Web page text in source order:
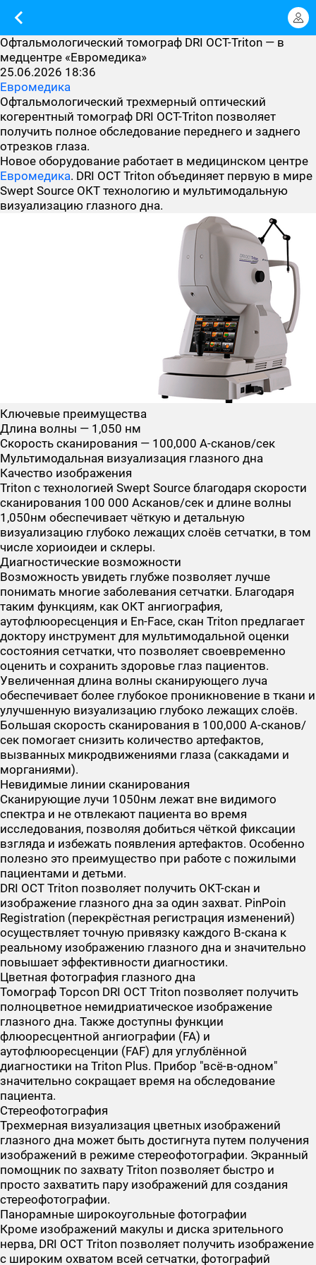
Офтальмологический томограф DRI OCT-Triton — в
медцентре «Евромедика»
25.06.2026 18:36
Евромедика
Офтальмологический трехмерный оптический
когерентный томограф DRI OCT-Triton позволяет
получить полное обследование переднего и заднего
отрезков глаза.
Новое оборудование работает в медицинском центре
Евромедика. DRI OCT Triton объединяет первую в мире
Swept Source ОКТ технологию и мультимодальную
визуализацию глазного дна.
Ключевые преимущества
Длина волны — 1,050 нм
Скорость сканирования — 100,000 A-сканов/сек
Мультимодальная визуализация глазного дна
Качество изображения
Triton с технологией Swept Source благодаря скорости
сканирования 100 000 Асканов/сек и длине волны
1,050нм обеспечивает чёткую и детальную
визуализацию глубоко лежащих слоёв сетчатки, в том
числе хориоидеи и склеры.
Диагностические возможности
Возможность увидеть глубже позволяет лучше
понимать многие заболевания сетчатки. Благодаря
таким функциям, как ОКТ ангиография,
аутофлюоресценция и En-Face, скан Triton предлагает
доктору инструмент для мультимодальной оценки
состояния сетчатки, что позволяет своевременно
оценить и сохранить здоровье глаз пациентов.
Увеличенная длина волны сканирующего луча
обеспечивает более глубокое проникновение в ткани и
улучшенную визуализацию глубоко лежащих слоёв.
Большая скорость сканирования в 100,000 A-сканов/
сек помогает снизить количество артефактов,
вызванных микродвижениями глаза (саккадами и
морганиями).
Невидимые линии сканирования
Сканирующие лучи 1050нм лежат вне видимого
спектра и не отвлекают пациента во время
исследования, позволяя добиться чёткой фиксации
взгляда и избежать появления артефактов. Особенно
полезно это преимущество при работе с пожилыми
пациентами и детьми.
DRI OCT Triton позволяет получить ОКТ-скан и
изображение глазного дна за один захват. PinPoin
Registration (перекрёстная регистрация изменений)
осуществляет точную привязку каждого В-скана к
реальному изображению глазного дна и значительно
повышает эффективности диагностики.
Цветная фотография глазного дна
Томограф Topcon DRI OCT Triton позволяет получить
полноцветное немидриатическое изображение
глазного дна. Также доступны функции
флюоресцентной ангиографии (FA) и
аутофлюоресценции (FAF) для углублённой
диагностики на Triton Plus. Прибор "всё-в-одном"
значительно сокращает время на обследование
пациента.
Стереофотография
Трехмерная визуализация цветных изображений
глазного дна может быть достигнута путем получения
изображений в режиме стереофотографии. Экранный
помощник по захвату Triton позволяет быстро и
просто захватить пару изображений для создания
стереофотографии.
Панорамные широкоугольные фотографии
Кроме изображений макулы и диска зрительного
нерва, DRI OCT Triton позволяет получить изображение
с широким охватом всей сетчатки, фотографий